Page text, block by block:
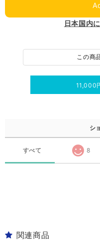
日本国内
この商
11,000
シ
すべて 8
関連商品